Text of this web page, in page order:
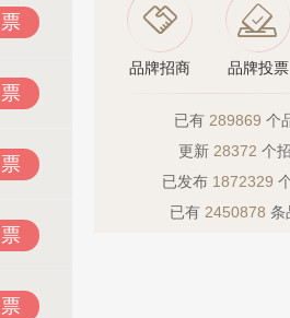
品牌招商 品牌投票
已有 289869 个
更新 28372 个
已发布 1872329
已有 2450878 条